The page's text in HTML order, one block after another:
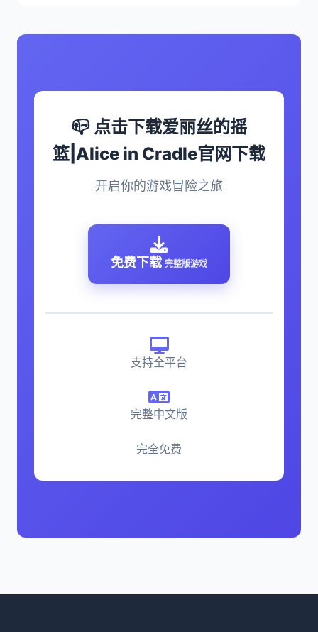
📪 点击下载爱丽丝的摇
篮|Alice in Cradle官网下载
开启你的游戏冒险之旅
免费下载 完整版游戏
支持全平台
完整中文版
完全免费